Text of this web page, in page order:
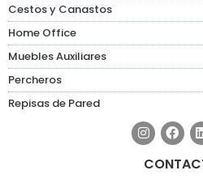
Cestos y Canastos
Home Office
Muebles Auxiliares
Percheros
Repisas de Pared